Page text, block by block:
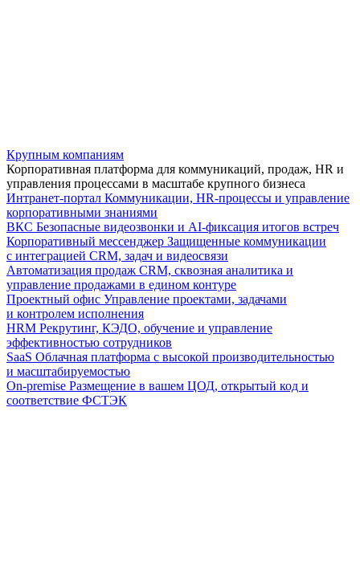
Крупным компаниям
Корпоративная платформа для коммуникаций, продаж, HR и
управления процессами в масштабе крупного бизнеса
Интранет-портал Коммуникации, HR-процессы и управление
корпоративными знаниями
ВКС Безопасные видеозвонки и AI-фиксация итогов встреч
Корпоративный мессенджер Защищенные коммуникации
с интеграцией CRM, задач и видеосвязи
Автоматизация продаж CRM, сквозная аналитика и
управление продажами в едином контуре
Проектный офис Управление проектами, задачами
и контролем исполнения
HRM Рекрутинг, КЭДО, обучение и управление
эффективностью сотрудников
SaaS Облачная платформа с высокой производительностью
и масштабируемостью
On-premise Размещение в вашем ЦОД, открытый код и
соответствие ФСТЭК